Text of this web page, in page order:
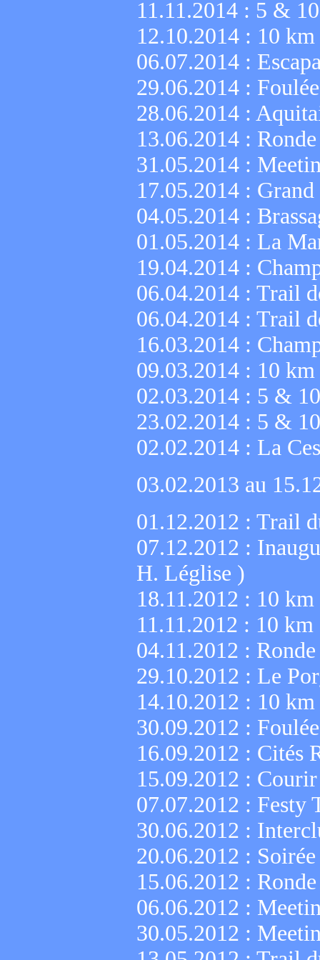
11.11.2014 : 5 &
12.10.2014 : 10 km
06.07.2014 :
29.06.2014 :
28.06.2014 :
13.06.2014 :
31.05.2014 :
17.05.2014 :
04.05.2014 :
01.05.2014 : La
19.04.2014 :
06.04.2014 : Trail
06.04.2014 : Trail
16.03.2014 :
09.03.2014 : 10 km
02.03.2014 : 5 &
23.02.2014 : 5 &
02.02.2014 : La
03.02.2013 au
01.12.2012 : Trail
07.12.2012 :
H. Léglise )
18.11.2012 : 10 km
11.11.2012 : 10 km
04.11.2012 :
29.10.2012 : Le
14.10.2012 : 10 km
30.09.2012 :
16.09.2012 : Cités
15.09.2012 :
07.07.2012 : Festy
30.06.2012 :
20.06.2012 :
15.06.2012 :
06.06.2012 :
30.05.2012 :